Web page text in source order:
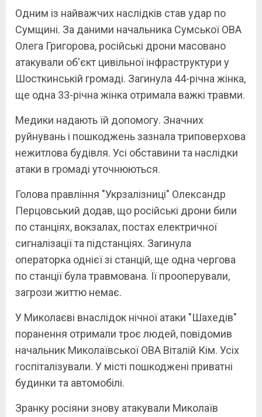
Одним із найважчих наслідків став удар по
Сумщині. За даними начальника Сумської ОВА
Олега Григорова, російські дрони масовано
атакували об'єкт цивільної інфраструктури у
Шосткинській громаді. Загинула 44-річна жінка,
ще одна 33-річна жінка отримала важкі травми.
Медики надають їй допомогу. Значних
руйнувань і пошкоджень зазнала триповерхова
нежитлова будівля. Усі обставини та наслідки
атаки в громаді уточнюються.
Голова правління "Укрзалізниці" Олександр
Перцовський додав, що російські дрони били
по станціях, вокзалах, постах електричної
сигналізації та підстанціях. Загинула
операторка однієї зі станцій, ще одна чергова
по станції була травмована. Її прооперували,
загрози життю немає.
У Миколаєві внаслідок нічної атаки "Шахедів"
поранення отримали троє людей, повідомив
начальник Миколаївської ОВА Віталій Кім. Усіх
госпіталізували. У місті пошкоджені приватні
будинки та автомобілі.
Зранку росіяни знову атакували Миколаїв